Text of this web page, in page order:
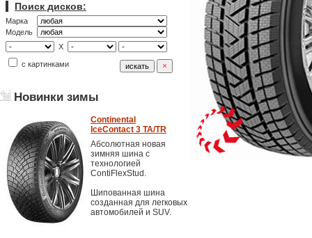
Поиск дисков:
Марка
Модель
X
с картинками
Новинки зимы
Continental
IceContact 3 TA/TR
Абсолютная новая
зимняя шина с
технологией
ContiFlexStud.
Шипованная шина
созданная для легковых
автомобилей и SUV.